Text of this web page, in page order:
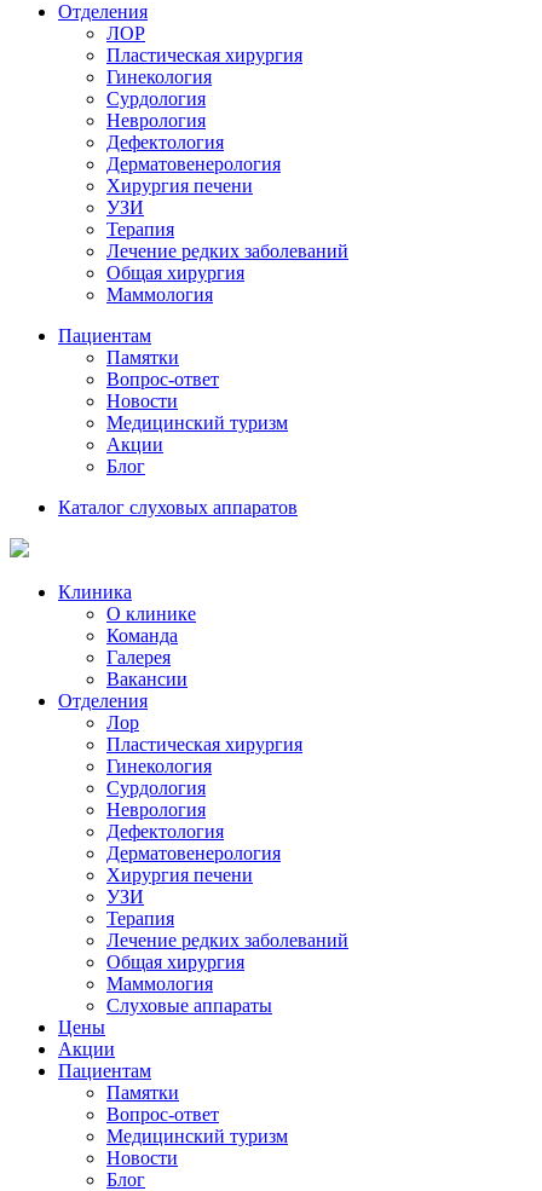
Отделения
ЛОР
Пластическая хирургия
Гинекология
Сурдология
Неврология
Дефектология
Дерматовенерология
Хирургия печени
УЗИ
Терапия
Лечение редких заболеваний
Общая хирургия
Маммология
Пациентам
Памятки
Вопрос-ответ
Новости
Медицинский туризм
Акции
Блог
Каталог слуховых аппаратов
Клиника
О клинике
Команда
Галерея
Вакансии
Отделения
Лор
Пластическая хирургия
Гинекология
Сурдология
Неврология
Дефектология
Дерматовенерология
Хирургия печени
УЗИ
Терапия
Лечение редких заболеваний
Общая хирургия
Маммология
Слуховые аппараты
Цены
Акции
Пациентам
Памятки
Вопрос-ответ
Медицинский туризм
Новости
Блог